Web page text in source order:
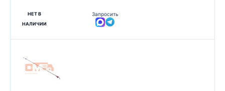
НЕТ В
НАЛИЧИИ
Запросить